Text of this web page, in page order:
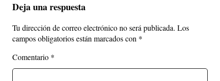
Deja una respuesta
Tu dirección de correo electrónico no será publicada. Los
campos obligatorios están marcados con *
Comentario *